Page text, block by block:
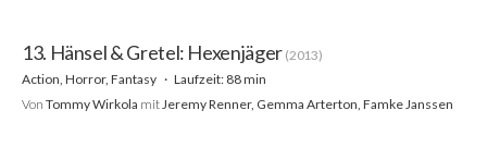
13. Hänsel & Gretel: Hexenjäger (2013)
Action, Horror, Fantasy
Laufzeit: 88 min
Von Tommy Wirkola mitJeremy Renner, Gemma Arterton, Famke Janssen